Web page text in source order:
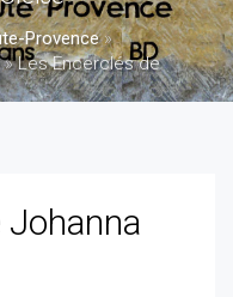
Provence»
»Les Encerclés de
Johanna